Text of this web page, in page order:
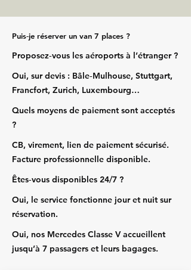
Puis‑je réserver un van 7 places ?
Proposez‑vous les aéroports à l’étranger ?
Oui, sur devis : Bâle‑Mulhouse, Stuttgart,
Francfort, Zurich, Luxembourg…
Quels moyens de paiement sont acceptés
?
CB, virement, lien de paiement sécurisé.
Facture professionnelle disponible.
Êtes‑vous disponibles 24/7 ?
Oui, le service fonctionne jour et nuit sur
réservation.
Oui, nos Mercedes Classe V accueillent
jusqu’à 7 passagers et leurs bagages.